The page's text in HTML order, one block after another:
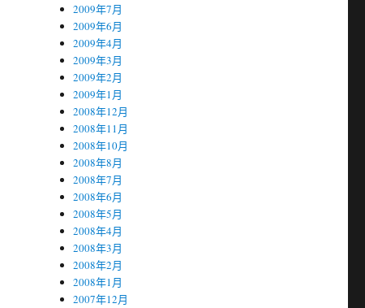
2009年7月
2009年6月
2009年4月
2009年3月
2009年2月
2009年1月
2008年12月
2008年11月
2008年10月
2008年8月
2008年7月
2008年6月
2008年5月
2008年4月
2008年3月
2008年2月
2008年1月
2007年12月